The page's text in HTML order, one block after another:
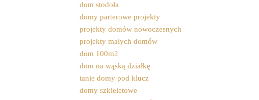
dom stodoła
domy parterowe projekty
projekty domów nowoczesnych
projekty małych domów
dom 100m2
dom na wąską działkę
tanie domy pod klucz
domy szkieletowe